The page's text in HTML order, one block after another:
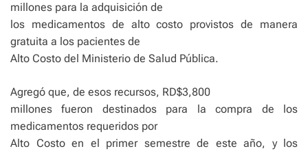
millones para la adquisición de
los medicamentos de alto costo provistos de manera
gratuita a los pacientes de
Alto Costo del Ministerio de Salud Pública.
Agregó que, de esos recursos, RD$3,800
millones fueron destinados para la compra de los
medicamentos requeridos por
Alto Costo en el primer semestre de este año, y los